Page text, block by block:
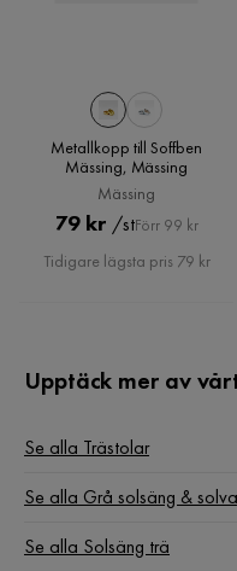
Metallkopp till Soffben
Mässing, Mässing
Mässing
Pris
79 kr /stOriginal
Pris
Förr 99 kr
Tidigare lägsta pris 79 kr
Upptäck mer av
Se alla Trästolar
Se alla Grå solsäng &
Se alla Solsäng trä